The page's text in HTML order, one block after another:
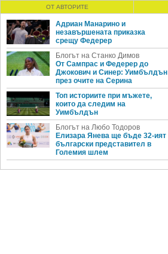
ОТ АВТОРИТЕ
Адриан Манарино и
незавършената приказка
срещу Федерер
Блогът на Станко Димов
От Сампрас и Федерер до
Джокович и Синер: Уимбълдън
през очите на Серина
Топ историите при мъжете,
които да следим на
Уимбълдън
Блогът на Любо Тодоров
Елизара Янева ще бъде 32-ият
български представител в
Големия шлем